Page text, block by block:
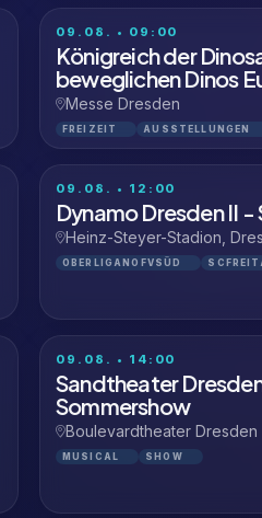
09.08. • 09:00
Königreich der
beweglichen Dinos
Messe Dresden
FREIZEIT AUSSTELLUNGEN
09.08. • 12:00
Dynamo Dresden II -
Heinz-Steyer-Stadion,
OBERLIGANOFVSÜD
09.08. • 14:00
Sandtheater
Sommershow
Boulevardtheater Dresden
MUSICAL SHOW